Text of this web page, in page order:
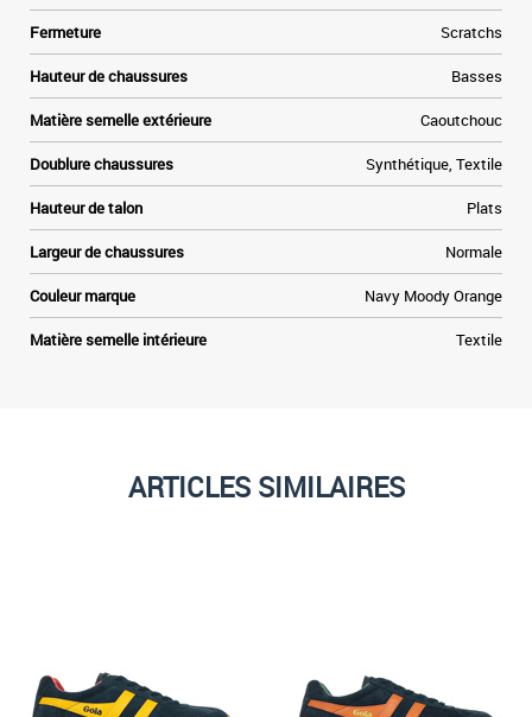
Fermeture Scratchs
Hauteur de chaussures Basses
Matière semelle extérieure Caoutchouc
Doublure chaussures Synthétique, Textile
Hauteur de talon Plats
Largeur de chaussures Normale
Couleur marque Navy Moody Orange
Matière semelle intérieure Textile
ARTICLES SIMILAIRES